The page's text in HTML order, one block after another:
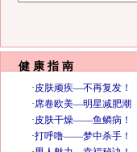
健 康 指 南